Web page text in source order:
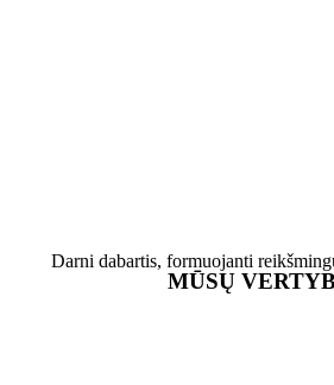
Darni dabartis, formuojanti
MŪSŲ